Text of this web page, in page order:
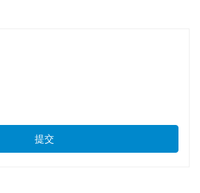
板可能就是个艺术家。点一杯当地特
、写作、或者仅仅是放空。手机？偶
镇真正显露它温柔一面的时刻。🌇 随
路，整个古镇都染上了一层金红色。
提交